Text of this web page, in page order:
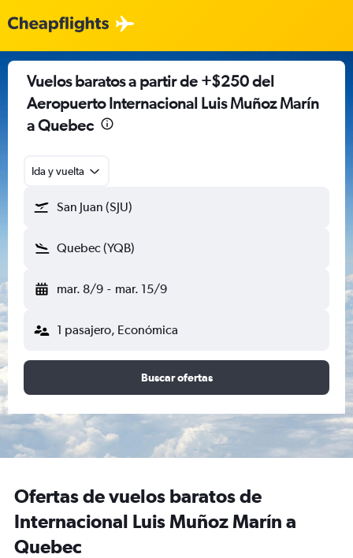
Vuelos baratos a partir de +$250 del
Aeropuerto Internacional Luis Muñoz Marín
a Quebec
Ida y vuelta
San Juan (SJU)
Quebec (YQB)
mar. 8/9 - mar. 15/9
1 pasajero, Económica
Buscar ofertas
Ofertas de vuelos baratos de
Internacional Luis Muñoz Marín a
Quebec